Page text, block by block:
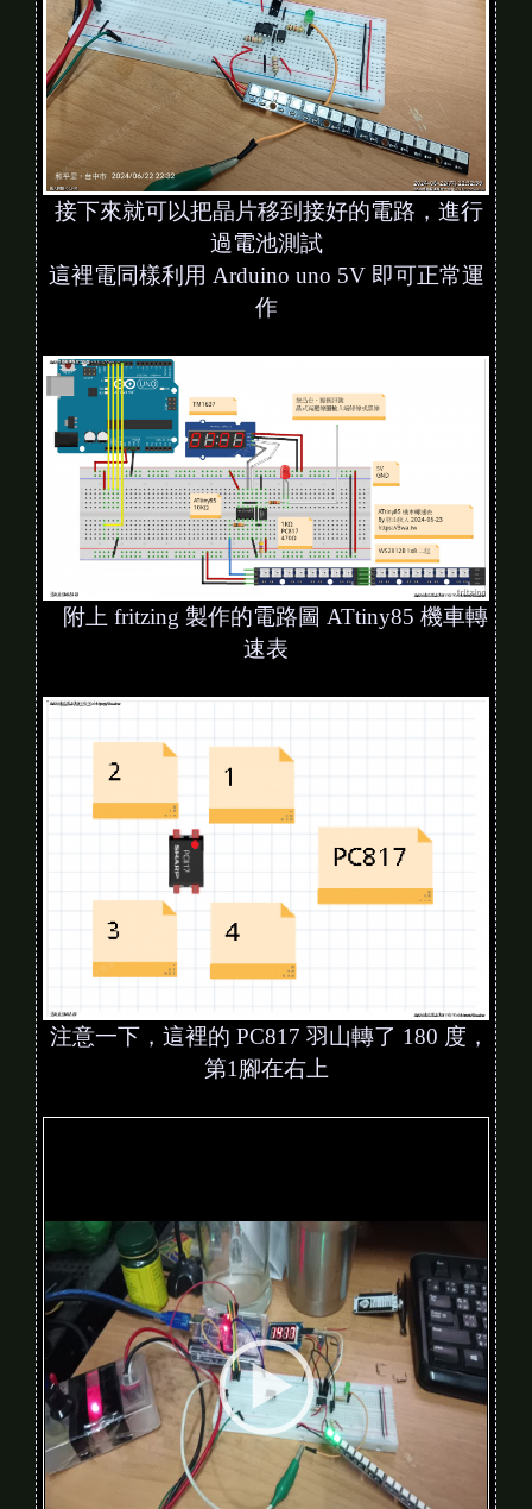
接下來就可以把晶片移到接好的電路，進行
過電池測試
這裡電同樣利用 Arduino uno 5V 即可正常運
作
附上 fritzing 製作的電路圖 ATtiny85 機車轉
速表
注意一下，這裡的 PC817 羽山轉了 180 度，
第1腳在右上
o
P
l
a
y
e